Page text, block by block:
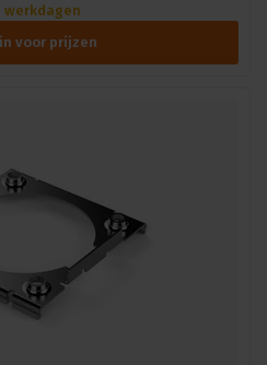
voor prijzen